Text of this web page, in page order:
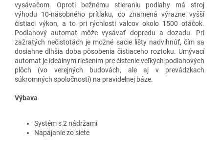
vysávačom. Oproti bežnému stieraniu podlahy má stroj
výhodu 10-násobného prítlaku, čo znamená výrazne vyšší
čistiaci výkon, a to pri rýchlosti valcov okolo 1500 otáčok.
Podlahový automat môže vysávať dopredu a dozadu. Pri
zažratých nečistotách je možné sacie lišty nadvihnúť, čím sa
dosiahne dlhšia doba pôsobenia čistiaceho roztoku. Umývací
automat je ideálnym riešením pre čistenie veľkých podlahových
plôch (vo verejných budovách, ale aj v prevádzkach
súkromných spoločností) na pravidelnej báze.
Výbava
Systém s 2 nádržami
Napájanie zo siete